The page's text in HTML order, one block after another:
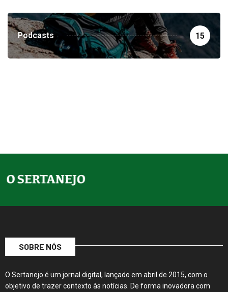
Podcasts 15
SOBRE NÓS
O Sertanejo é um jornal digital, lançado em abril de 2015, com o
objetivo de trazer contexto às notícias. De forma inovadora com